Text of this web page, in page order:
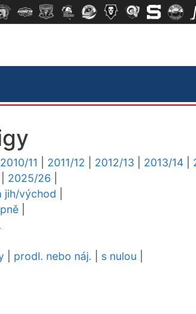
2010/11 2011/12 2012/13 2013/14
2025/26
jih/východ
prodl. nebo náj. s nulou